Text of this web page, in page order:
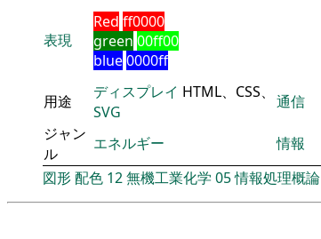
表現
Red ff0000
green 00ff00
blue0000ff
用途
ディスプレイ HTML、CSS、
SVG
通信
ジャン
ル
エネルギー 情報
図形配色 12無機工業化学 05情報処理概論